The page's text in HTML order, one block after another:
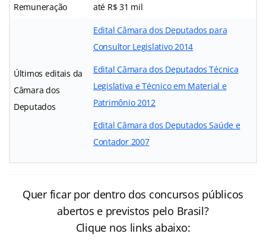
Remuneração até R$ 31 mil
Últimos editais da
Câmara dos
Deputados
Edital Câmara dos Deputados para
Consultor Legislativo 2014
Edital Câmara dos Deputados Técnica
Legislativa e Técnico em Material e
Patrimônio 2012
Edital Câmara dos Deputados Saúde e
Contador 2007
Quer ficar por dentro dos concursos públicos
abertos e previstos pelo Brasil?
Clique nos links abaixo: